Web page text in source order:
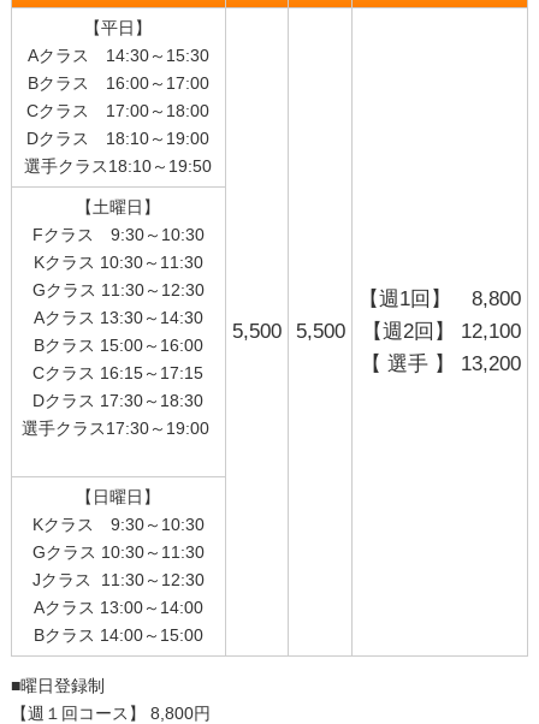
【平日】
Aクラス 14:30～15:30
Bクラス 16:00～17:00
Cクラス 17:00～18:00
Dクラス 18:10～19:00
選手クラス18:10～19:50
5,500 5,500
【週1回】 8,800
【週2回】 12,100
【 選手 】 13,200
【土曜日】
Fクラス 9:30～10:30
Kクラス 10:30～11:30
Gクラス 11:30～12:30
Aクラス 13:30～14:30
Bクラス 15:00～16:00
Cクラス 16:15～17:15
Dクラス 17:30～18:30
選手クラス17:30～19:00
【日曜日】
Kクラス 9:30～10:30
Gクラス 10:30～11:30
Jクラス 11:30～12:30
Aクラス 13:00～14:00
Bクラス 14:00～15:00
■曜日登録制
【週１回コース】 8,800円